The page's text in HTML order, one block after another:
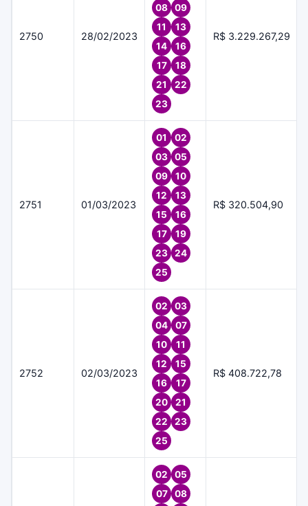
2750 28/02/2023
08
09
11
13
14
16
17
18
21
22
23
R$ 3.229.267,29
2751 01/03/2023
01
02
03
05
09
10
12
13
15
16
17
19
23
24
25
R$ 320.504,90
2752 02/03/2023
02
03
04
07
10
11
12
15
16
17
20
21
22
23
25
R$ 408.722,78
02
05
07
08